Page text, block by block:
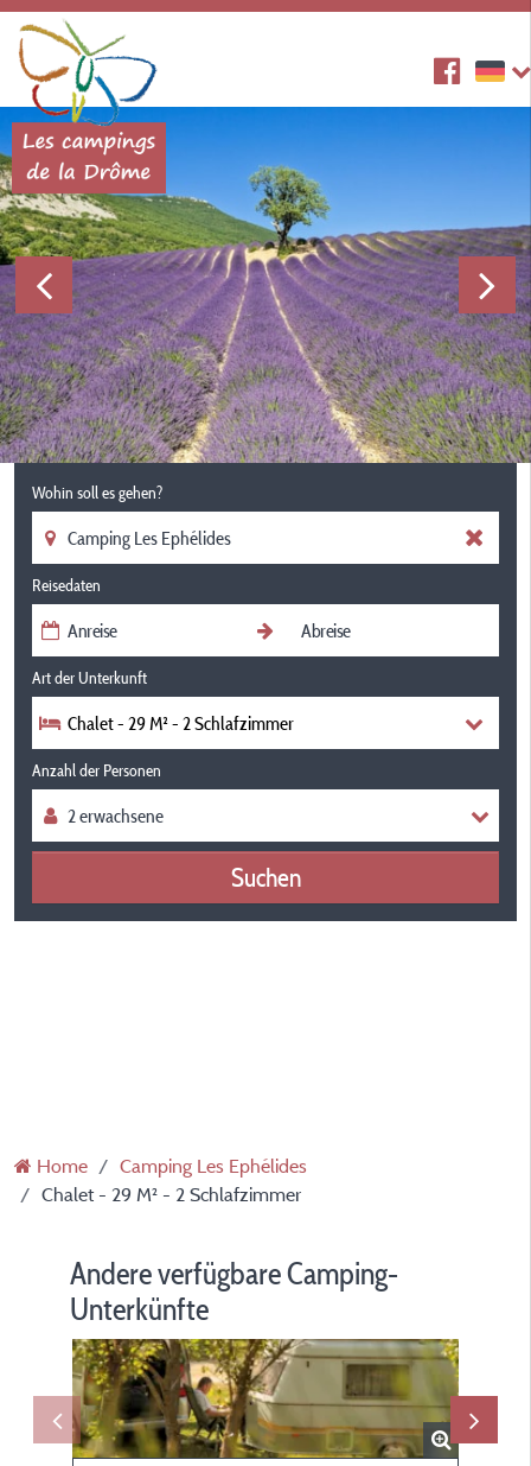
Wohin soll es gehen?
Reisedaten
Art der Unterkunft
Chalet - 29 M² - 2 Schlafzimmer
Anzahl der Personen
Suchen
Home
Camping Les Ephélides
Chalet - 29 M² - 2 Schlafzimmer
Andere verfügbare Camping-
Unterkünfte